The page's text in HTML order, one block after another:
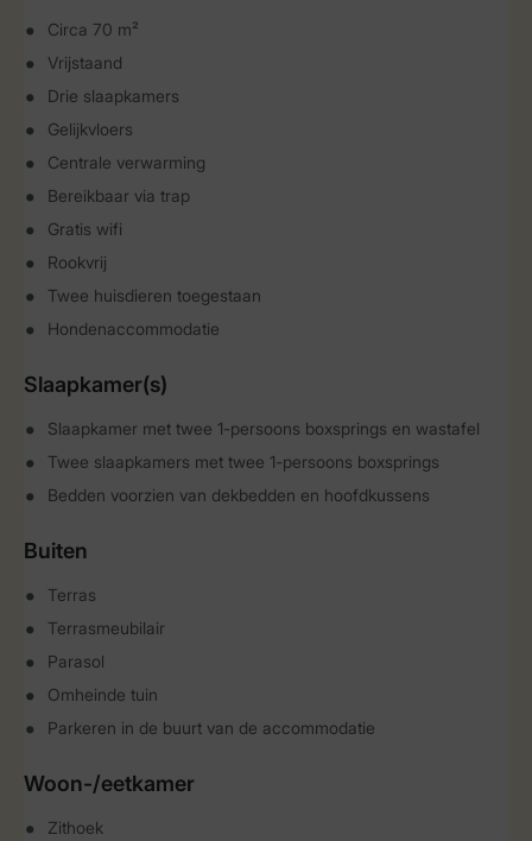
Circa 70 m²
Vrijstaand
Drie slaapkamers
Gelijkvloers
Centrale verwarming
Bereikbaar via trap
Gratis wifi
Rookvrij
Twee huisdieren toegestaan
Hondenaccommodatie
Slaapkamer(s)
Slaapkamer met twee 1-persoons boxsprings en wastafel
Twee slaapkamers met twee 1-persoons boxsprings
Bedden voorzien van dekbedden en hoofdkussens
Buiten
Terras
Terrasmeubilair
Parasol
Omheinde tuin
Parkeren in de buurt van de accommodatie
Woon-/eetkamer
Zithoek